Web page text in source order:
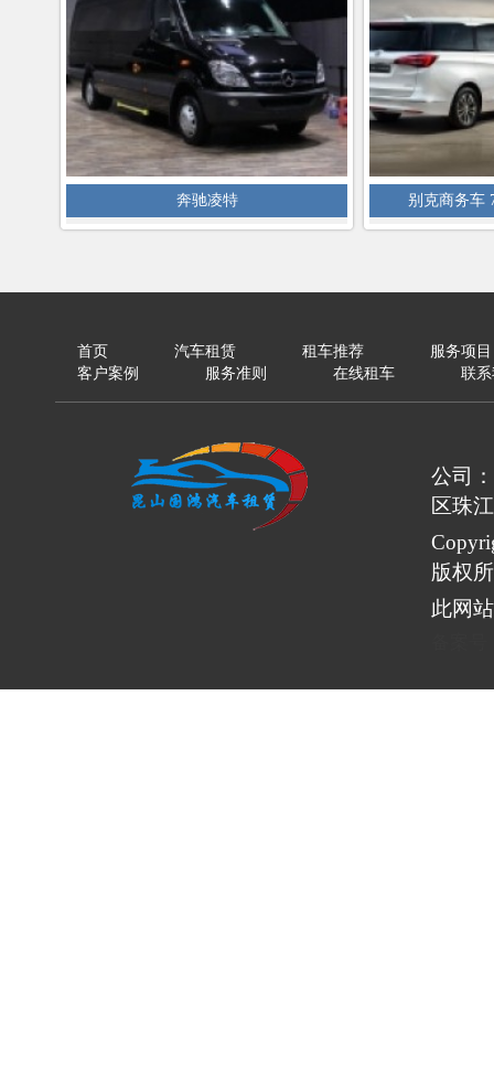
奔驰凌特 别克商务车
首页 汽车租赁 租车推荐
服务项目
客户案例
服务准则 在线租车 联
公司
区珠
版权
此网